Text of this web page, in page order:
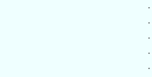
・
・
・
・
・